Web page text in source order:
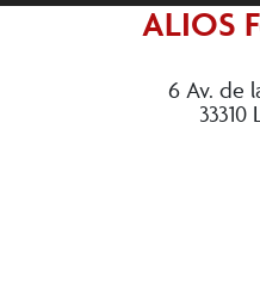
ALIOS
6 Av. de